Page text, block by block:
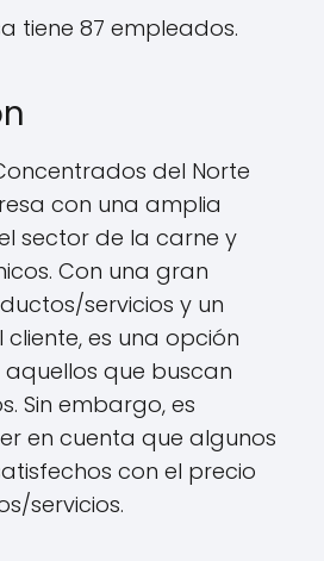
tiene 87 empleados.
del Norte
con una amplia
sector de la carne y
Con una gran
servicios y un
cliente, es una opción
que buscan
Sin embargo, es
en cuenta que algunos
con el precio
servicios.